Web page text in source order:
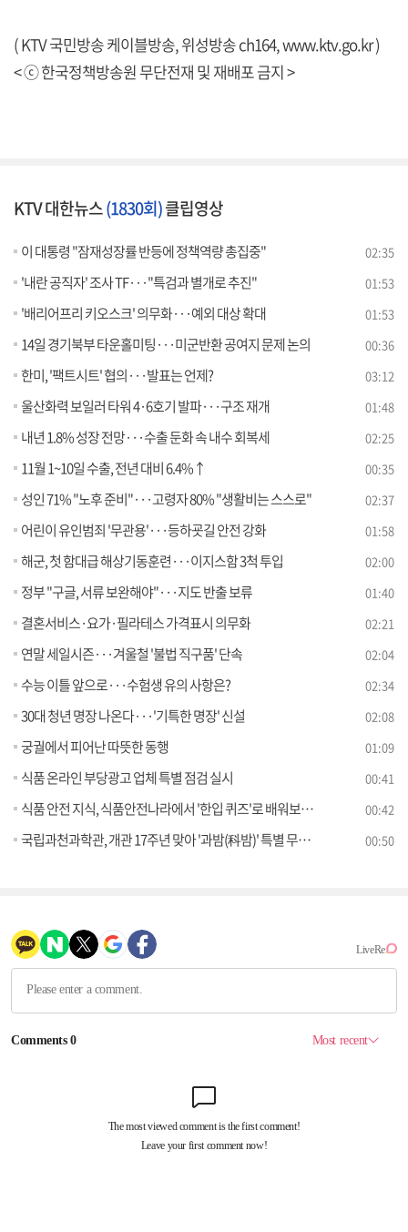
( KTV 국민방송 케이블방송, 위성방송 ch164,www.ktv.go.kr)
< ⓒ 한국정책방송원 무단전재 및 재배포 금지 >
KTV 대한뉴스(1830회)클립영상
이 대통령 "잠재성장률 반등에 정책역량 총집중" 02:35
'내란 공직자' 조사 TF···"특검과 별개로 추진" 01:53
'배리어프리 키오스크' 의무화···예외 대상 확대 01:53
14일 경기북부 타운홀미팅···미군반환 공여지 문제 논의 00:36
한미, '팩트시트' 협의···발표는 언제? 03:12
울산화력 보일러 타워 4·6호기 발파···구조 재개 01:48
내년 1.8% 성장 전망···수출 둔화 속 내수 회복세 02:25
11월 1~10일 수출, 전년 대비 6.4%↑ 00:35
성인 71% "노후 준비"···고령자 80% "생활비는 스스로" 02:37
어린이 유인범죄 '무관용'···등하굣길 안전 강화 01:58
해군, 첫 함대급 해상기동훈련···이지스함 3척 투입 02:00
정부 "구글, 서류 보완해야"···지도 반출 보류 01:40
결혼서비스·요가·필라테스 가격표시 의무화 02:21
연말 세일시즌···겨울철 '불법 직구품' 단속 02:04
수능 이틀 앞으로···수험생 유의 사항은? 02:34
30대 청년 명장 나온다···'기특한 명장' 신설 02:08
궁궐에서 피어난 따뜻한 동행 01:09
식품 온라인 부당광고 업체 특별 점검 실시 00:41
식품 안전 지식, 식품안전나라에서 '한입 퀴즈'로 배워보세요 00:42
국립과천과학관, 개관 17주년 맞아 '과밤(科밤)' 특별 무료 야간 개관 00:50